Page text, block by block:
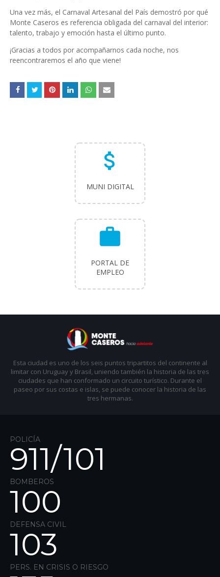
Una vez más, el Carnaval Artesanal del País demostró por qué
Monte Caseros es referencia obligada del carnaval del interior:
talento, trabajo y emoción hasta el último punto.
¡Gracias a todos por acompañarnos cada noche, nos
reencontraremos el año que viene!
attach_money
MUNI DIGITAL
work
PORTAL DE
EMPLEO
Esta ciudad es uno de los seis puntos tripartitos del continente al
limitar con Uruguay y Brasil, uniendo también la historia de las tres
ciudades que han conformado un circuito turístico. Durante el
paseo por sus costas e islas, se puede conocer la historia de las
tres hermanas.
POLICÍA
911/101
BOMBEROS
100
DEFENSA CIVIL
103
PERS. EN CRISIS O RIESGO